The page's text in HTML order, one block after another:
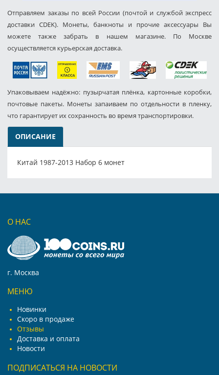
Отправляем заказы по всей России (почтой и службой экспресс
доставки CDEK). Монеты, банкноты и прочие аксессуары Вы
можете также забрать в нашем магазине. По Москве
осуществляется курьерская доставка.
Упаковываем надёжно: пузырчатая плёнка, картонные коробки,
почтовые пакеты. Монеты запаиваем по отдельности в пленку,
что гарантирует их сохранность во время транспортировки.
ОПИСАНИЕ
Китай 1987-2013 Набор 6 монет
О НАС
г. Москва
МЕНЮ
Новинки
Скоро в продаже
Отзывы
Доставка и оплата
Новости
ПОДПИСАТЬСЯ НА НОВОСТИ